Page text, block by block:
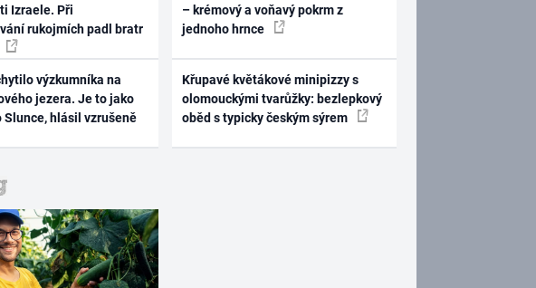
Izraele. Při
rukojmích padl bratr
výzkumníka na
jezera. Je to jako
Slunce, hlásil vzrušeně
– krémový a voňavý pokrm z
jednoho hrnce
Křupavé květákové minipizzy s
olomouckými tvarůžky: bezlepkový
oběd s typicky českým sýrem